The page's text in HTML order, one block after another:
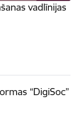
vadlīnijas
“DigiSoc”